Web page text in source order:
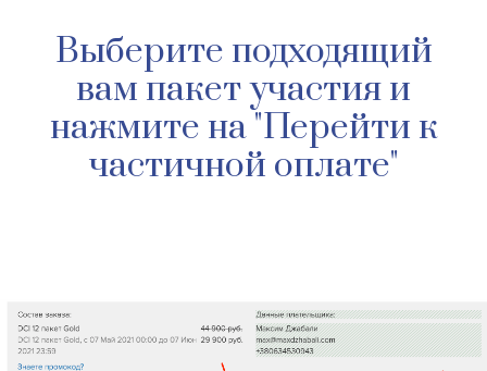
Выберите подходящий
вам пакет участия и
нажмите на "Перейти к
частичной оплате"